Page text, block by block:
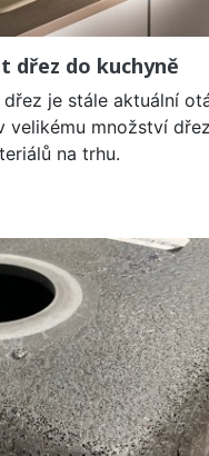
dřez do kuchyně
je stále aktuální
velikému množství
na trhu.